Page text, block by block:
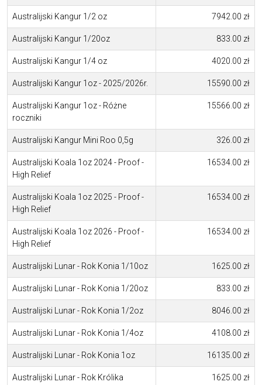
Australijski Kangur 1/2 oz 7942.00 zł
Australijski Kangur 1/20oz 833.00 zł
Australijski Kangur 1/4 oz 4020.00 zł
Australijski Kangur 1oz - 2025/2026r. 15590.00 zł
Australijski Kangur 1oz - Różne
roczniki
15566.00 zł
Australijski Kangur Mini Roo 0,5g 326.00 zł
Australijski Koala 1oz 2024 - Proof -
High Relief
16534.00 zł
Australijski Koala 1oz 2025 - Proof -
High Relief
16534.00 zł
Australijski Koala 1oz 2026 - Proof -
High Relief
16534.00 zł
Australijski Lunar - Rok Konia 1/10oz 1625.00 zł
Australijski Lunar - Rok Konia 1/20oz 833.00 zł
Australijski Lunar - Rok Konia 1/2oz 8046.00 zł
Australijski Lunar - Rok Konia 1/4oz 4108.00 zł
Australijski Lunar - Rok Konia 1oz 16135.00 zł
Australijski Lunar - Rok Królika 1625.00 zł